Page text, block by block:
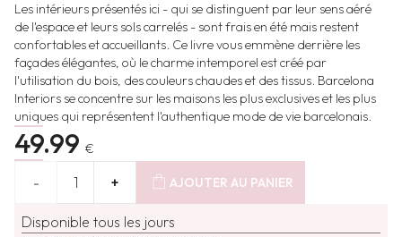
Les intérieurs présentés ici - qui se distinguent par leur sens aéré
de l'espace et leurs sols carrelés - sont frais en été mais restent
confortables et accueillants. Ce livre vous emmène derrière les
façades élégantes, où le charme intemporel est créé par
l'utilisation du bois, des couleurs chaudes et des tissus. Barcelona
Interiors se concentre sur les maisons les plus exclusives et les plus
uniques qui représentent l'authentique mode de vie barcelonais.
49.99 €
- 1 + shopping_bag AJOUTER AU PANIER
Disponible tous les jours